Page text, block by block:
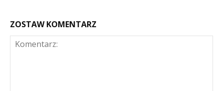
ZOSTAW KOMENTARZ